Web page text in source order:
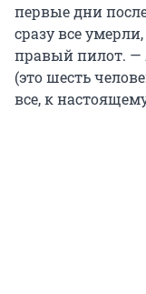
первые дни
сразу все
правый пилот.
(это шесть
все, к